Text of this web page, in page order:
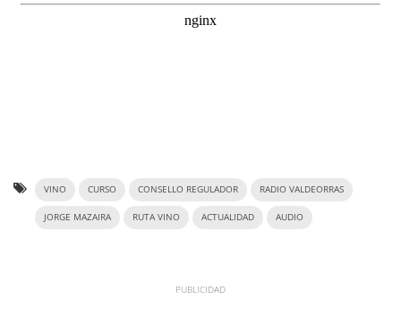
VINO CURSO CONSELLO REGULADOR RADIO VALDEORRAS
JORGE MAZAIRA RUTA VINO ACTUALIDAD AUDIO